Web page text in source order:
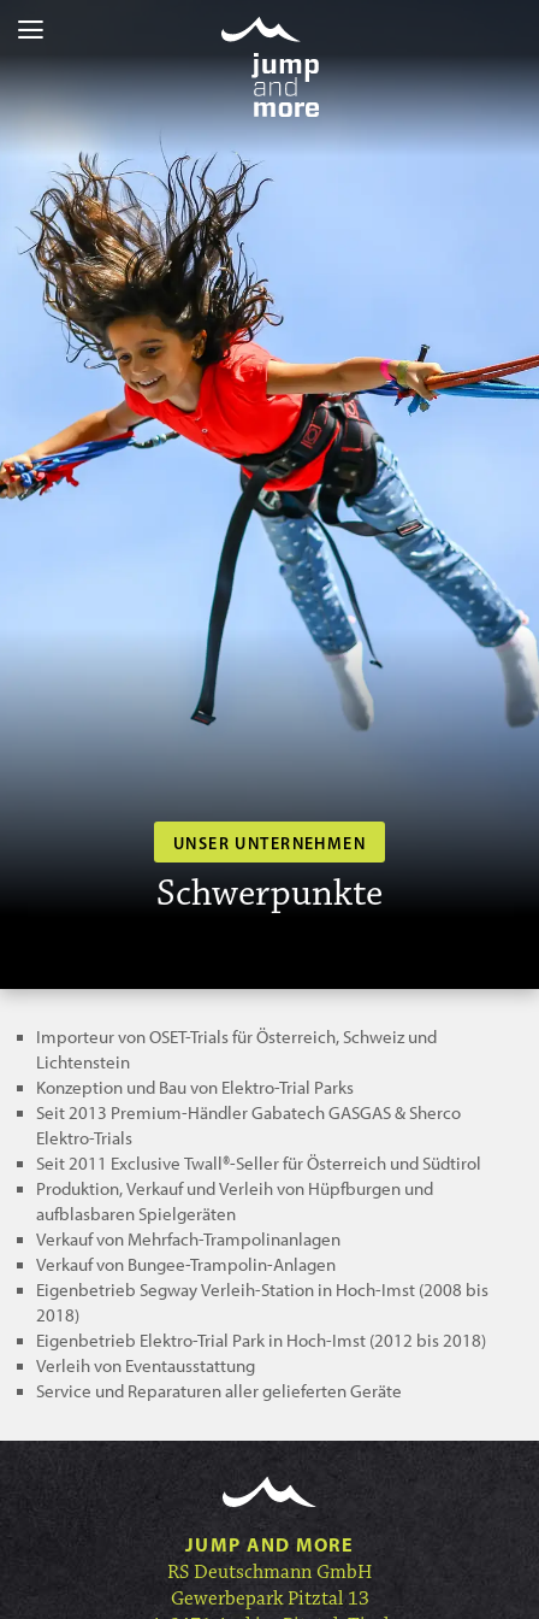
UNSER UNTERNEHMEN
Schwerpunkte
Importeur von OSET-Trials für Österreich, Schweiz und
Lichtenstein
Konzeption und Bau von Elektro-Trial Parks
Seit 2013 Premium-Händler Gabatech GASGAS & Sherco
Elektro-Trials
Seit 2011 Exclusive Twall®-Seller für Österreich und Südtirol
Produktion, Verkauf und Verleih von Hüpfburgen und
aufblasbaren Spielgeräten
Verkauf von Mehrfach-Trampolinanlagen
Verkauf von Bungee-Trampolin-Anlagen
Eigenbetrieb Segway Verleih-Station in Hoch-Imst (2008 bis
2018)
Eigenbetrieb Elektro-Trial Park in Hoch-Imst (2012 bis 2018)
Verleih von Eventausstattung
Service und Reparaturen aller gelieferten Geräte
JUMP AND MORE
RS Deutschmann GmbH
Gewerbepark Pitztal 13